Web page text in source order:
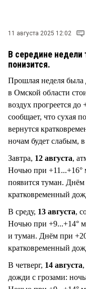
СТИЛЬ ЖИЗНИ
11 августа 2025 12:02
В середине недели
понизится.
Прошлая неделя была
в Омской области
воздух прогреется
сообщает, что сухая
вернутся
ночам будет слабым,
Завтра, 12 августа,
Ночью при +11...+16°
появится туман. Днём
кратковременный
В среду, 13 августа,
Ночью при +9...+14°
и туман. Днём при
кратковременный
В четверг, 14 августа
дожди с грозами: